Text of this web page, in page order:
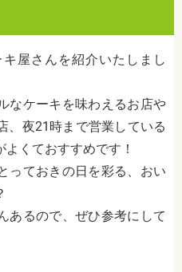
屋さんを紹介いたしまし
なケーキを味わえるお店や
、夜21時まで営業している
くておすすめです！
っておきの日を彩る、おい
あるので、ぜひ参考にして